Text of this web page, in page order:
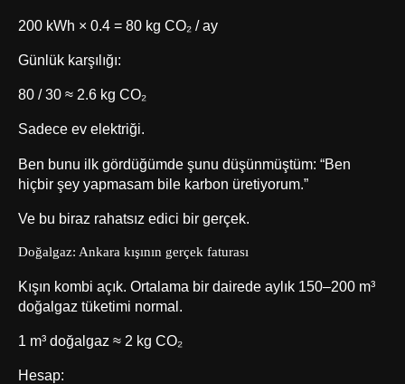
200 kWh × 0.4 = 80 kg CO₂ / ay
Günlük karşılığı:
80 / 30 ≈ 2.6 kg CO₂
Sadece ev elektriği.
Ben bunu ilk gördüğümde şunu düşünmüştüm: “Ben
hiçbir şey yapmasam bile karbon üretiyorum.”
Ve bu biraz rahatsız edici bir gerçek.
Doğalgaz: Ankara kışının gerçek faturası
Kışın kombi açık. Ortalama bir dairede aylık 150–200 m³
doğalgaz tüketimi normal.
1 m³ doğalgaz ≈ 2 kg CO₂
Hesap: